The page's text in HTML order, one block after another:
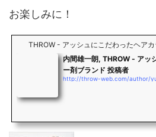
お楽しみに！
THROW - アッシュにこだわったヘア
内間雄一朗, THROW - アッ
ー剤ブランド 投稿者
http://throw-web.com/author/